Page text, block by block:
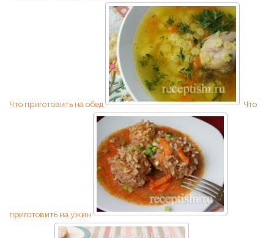
Что приготовить на обед Что
приготовить на ужин